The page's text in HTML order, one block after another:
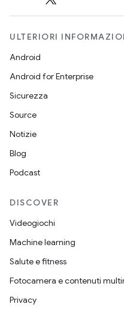
ULTERIORI
Android
Android for Enterprise
Sicurezza
Source
Notizie
Blog
Podcast
DISCOVER
Videogiochi
Machine learning
Salute e fitness
Fotocamera e contenuti
Privacy